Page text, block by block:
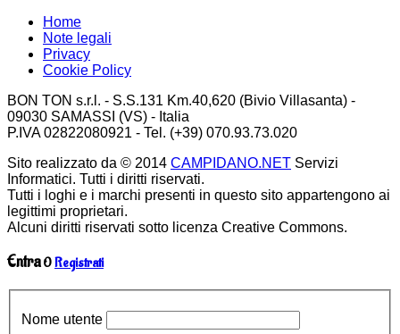
Home
Note legali
Privacy
Cookie Policy
BON TON s.r.l. - S.S.131 Km.40,620 (Bivio Villasanta) -
09030 SAMASSI (VS) - Italia
P.IVA 02822080921 - Tel. (+39) 070.93.73.020
Sito realizzato da © 2014 CAMPIDANO.NET Servizi
Informatici. Tutti i diritti riservati.
Tutti i loghi e i marchi presenti in questo sito appartengono ai
legittimi proprietari.
Alcuni diritti riservati sotto licenza Creative Commons.
EntraORegistrati
Nome utente